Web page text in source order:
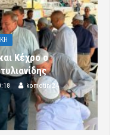
Κέχρο ο
komotini24